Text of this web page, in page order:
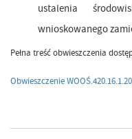
ustalenia
wnioskowanego
Pełna treść obwieszczenia
Obwieszczenie